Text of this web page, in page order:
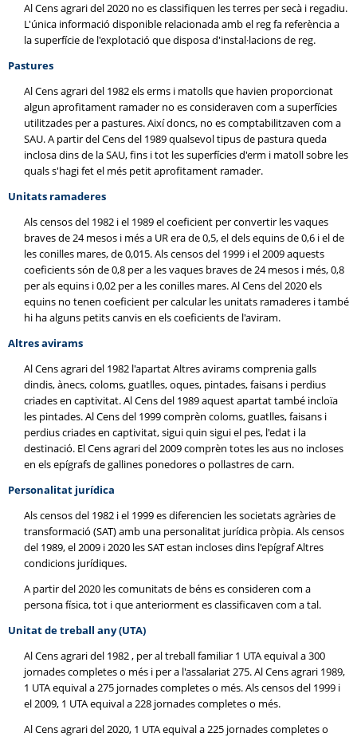
Al Cens agrari del 2020 no es classifiquen les terres per secà i regadiu.
L'única informació disponible relacionada amb el reg fa referència a
la superfície de l'explotació que disposa d'instal·lacions de reg.
Pastures
Al Cens agrari del 1982 els erms i matolls que havien proporcionat
algun aprofitament ramader no es consideraven com a superfícies
utilitzades per a pastures. Així doncs, no es comptabilitzaven com a
SAU. A partir del Cens del 1989 qualsevol tipus de pastura queda
inclosa dins de la SAU, fins i tot les superfícies d'erm i matoll sobre les
quals s'hagi fet el més petit aprofitament ramader.
Unitats ramaderes
Als censos del 1982 i el 1989 el coeficient per convertir les vaques
braves de 24 mesos i més a UR era de 0,5, el dels equins de 0,6 i el de
les conilles mares, de 0,015. Als censos del 1999 i el 2009 aquests
coeficients són de 0,8 per a les vaques braves de 24 mesos i més, 0,8
per als equins i 0,02 per a les conilles mares. Al Cens del 2020 els
equins no tenen coeficient per calcular les unitats ramaderes i també
hi ha alguns petits canvis en els coeficients de l'aviram.
Altres avirams
Al Cens agrari del 1982 l'apartat Altres avirams comprenia galls
dindis, ànecs, coloms, guatlles, oques, pintades, faisans i perdius
criades en captivitat. Al Cens del 1989 aquest apartat també incloïa
les pintades. Al Cens del 1999 comprèn coloms, guatlles, faisans i
perdius criades en captivitat, sigui quin sigui el pes, l'edat i la
destinació. El Cens agrari del 2009 comprèn totes les aus no incloses
en els epígrafs de gallines ponedores o pollastres de carn.
Personalitat jurídica
Als censos del 1982 i el 1999 es diferencien les societats agràries de
transformació (SAT) amb una personalitat jurídica pròpia. Als censos
del 1989, el 2009 i 2020 les SAT estan incloses dins l'epígraf Altres
condicions jurídiques.
A partir del 2020 les comunitats de béns es consideren com a
persona física, tot i que anteriorment es classificaven com a tal.
Unitat de treball any (UTA)
Al Cens agrari del 1982 , per al treball familiar 1 UTA equival a 300
jornades completes o més i per a l'assalariat 275. Al Cens agrari 1989,
1 UTA equival a 275 jornades completes o més. Als censos del 1999 i
el 2009, 1 UTA equival a 228 jornades completes o més.
Al Cens agrari del 2020, 1 UTA equival a 225 jornades completes o